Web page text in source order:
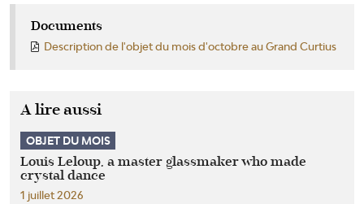
Documents
Description de l'objet du mois d'octobre au Grand Curtius
A lire aussi
OBJET DU MOIS
Louis Leloup, a master glassmaker who made
crystal dance
1 juillet 2026